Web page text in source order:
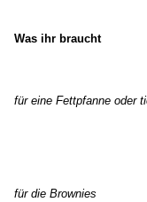
Was ihr braucht
für eine Fettpfanne oder
für die Brownies